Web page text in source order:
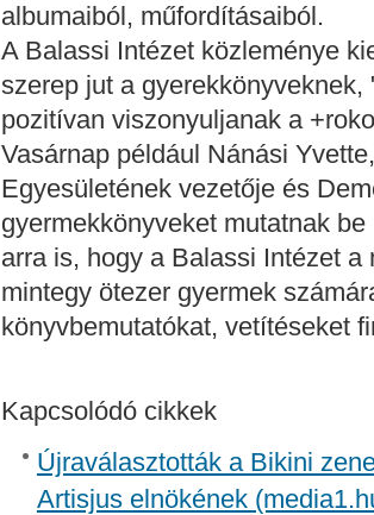
albumaiból, műfordításaiból.
A Balassi Intézet közleménye
szerep jut a
pozitívan viszonyuljanak a
Vasárnap például Nánási
Egyesületének vezetője és
gyermekkönyveket mutatnak
arra is, hogy a Balassi Intézet
mintegy ötezer gyermek
könyvbemutatókat, vetítéseket
Kapcsolódó cikkek
Újraválasztották a Bikini
Artisjus elnökének